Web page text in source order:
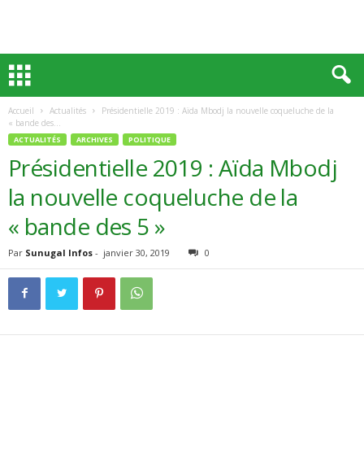
Accueil Actualités
Présidentielle 2019 : Aïda Mbodj la nouvelle coqueluche de la
« bande des...
ACTUALITÉS ARCHIVES POLITIQUE
Présidentielle 2019 : Aïda Mbodj
la nouvelle coqueluche de la
« bande des 5 »
Par Sunugal Infos - janvier 30, 2019 0